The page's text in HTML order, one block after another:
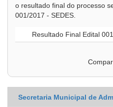
o resultado final do processo
001/2017 - SEDES.
Resultado Final Edital
Secretaria Municipal de